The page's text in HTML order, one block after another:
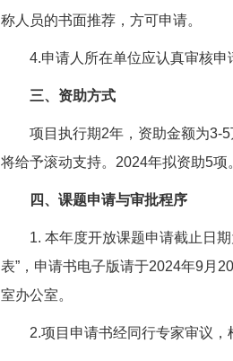
称人员的书面推荐，方可申请。
4.申请人所在单位应认真审核申
三、资助方式
项目执行期2年，资助金额为3-
将给予滚动支持。2024年拟资助5项
四、课题申请与审批程序
1. 本年度开放课题申请截止日
表”，申请书电子版请于2024年9月
室办公室。
2.项目申请书经同行专家审议，